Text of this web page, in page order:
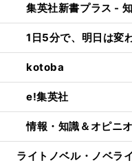
集英社新書プラス -
1日5分で、明日は変
kotoba
e!集英社
情報・知識＆オピニ
ライトノベル・ノベラ